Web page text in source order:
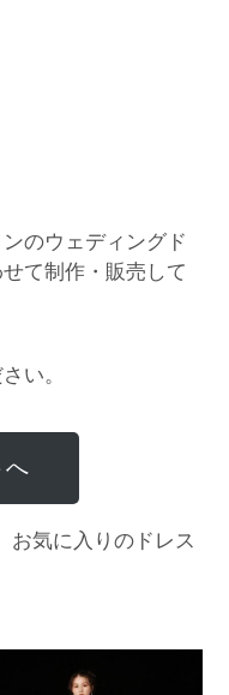
のウェディングド
て制作・販売して
い。
へ
お気に入りのドレス